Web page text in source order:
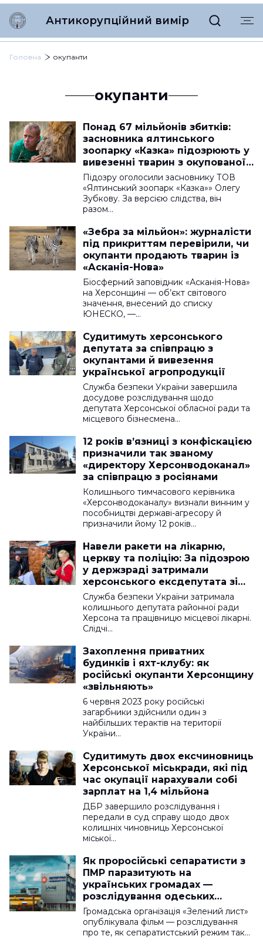
Антикорупційний вимір
Головна окупанти
окупанти
Понад 67 мільйонів збитків:
засновника ялтинського
зоопарку «Казка» підозрюють у
вивезенні тварин з окупованої
«Асканії-Нова»
Підозру оголосили засновнику ТОВ
«Ялтинський зоопарк «Казка»» Олегу
Зубкову. За версією слідства, він
разом…
«Зебра за мільйон»: журналісти
під прикриттям перевірили, чи
окупанти продають тварин із
«Асканія-Нова»
Біосферний заповідник «Асканія-Нова»
на Херсонщині — об’єкт світового
значення, внесений до списку
ЮНЕСКО, —…
Судитимуть херсонського
депутата за співпрацю з
окупантами й вивезення
української агропродукції
Служба безпеки України завершила
досудове розслідування щодо
депутата Херсонської обласної ради та
місцевого бізнесмена…
12 років в’язниці з конфіскацією
призначили так званому
«директору Херсонводоканал»
за співпрацю з росіянами
Колишнього тимчасового керівника
«Херсонводоканалу» визнали винним у
пособництві державі-агресору й
призначили йому 12 років…
Навели ракети на лікарню,
церкву та поліцію: За підозрою
у держзраді затримали
херсонського ексдепутата зі
спільницею
Служба безпеки України затримала
колишнього депутата районної ради
Херсона та працівницю місцевої лікарні.
Слідчі…
Захоплення приватних
будинків і яхт-клубу: як
російські окупанти Херсонщину
«звільняють»
6 червня 2023 року російські
загарбники здійснили один з
найбільших терактів на території
України…
Судитимуть двох ексчиновниць
Херсонської міськради, які під
час окупації нарахували собі
зарплат на 1,4 мільйона
ДБР завершило розслідування і
передали в суд справу щодо двох
колишніх чиновниць Херсонської
міської…
Як проросійські сепаратисти з
ПМР паразитують на
українських громадах —
розслідування одеських
екоактивістів
Громадська організація «Зелений лист»
опублікувала фільм — розслідування
про те, як сепаратистський режим так…